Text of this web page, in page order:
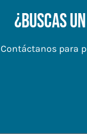
¿Buscas
Contáctanos para